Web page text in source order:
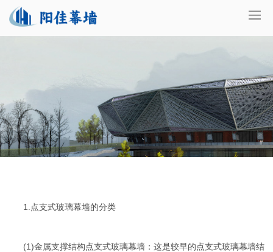
1.点支式玻璃幕墙的分类
(1)金属支撑结构点支式玻璃幕墙：这是较早的点支式玻璃幕墙结